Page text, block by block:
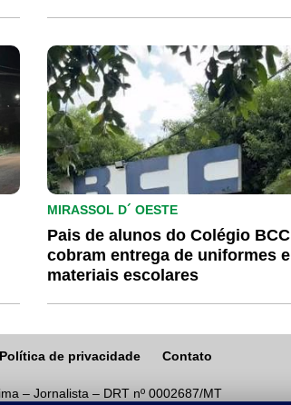
MIRASSOL D´ OESTE
Pais de alunos do Colégio BCC
cobram entrega de uniformes e
materiais escolares
Política de privacidade Contato
– Jornalista – DRT nº 0002687/MT